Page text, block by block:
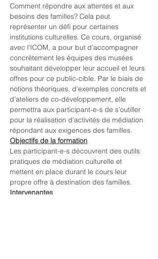
Comment répondre aux attentes et aux
besoins des familles? Cela peut
représenter un défi pour certaines
institutions culturelles. Ce cours, organisé
avec l'ICOM, a pour but d’accompagner
concrètement les équipes des musées
souhaitant développer leur accueil et leurs
offres pour ce public-cible. Par le biais de
notions théoriques, d’exemples concrets et
d’ateliers de co-développement, elle
permettra aux participant-e-s de s’outiller
pour la réalisation d’activités de médiation
répondant aux exigences des familles.
Objectifs de la formation
Les participant-e-s découvrent des outils
pratiques de médiation culturelle et
mettent en place durant le cours leur
propre offre à destination des familles.
Intervenantes